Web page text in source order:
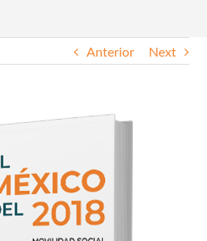
Anterior Next